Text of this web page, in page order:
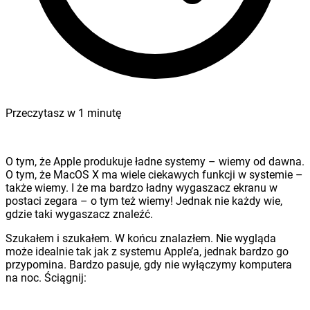
Przeczytasz w 1 minutę
O tym, że Apple produkuje ładne systemy – wiemy od dawna.
O tym, że MacOS X ma wiele ciekawych funkcji w systemie –
także wiemy. I że ma bardzo ładny wygaszacz ekranu w
postaci zegara – o tym też wiemy! Jednak nie każdy wie,
gdzie taki wygaszacz znaleźć.
Szukałem i szukałem. W końcu znalazłem. Nie wygląda
może idealnie tak jak z systemu Apple’a, jednak bardzo go
przypomina. Bardzo pasuje, gdy nie wyłączymy komputera
na noc. Ściągnij: